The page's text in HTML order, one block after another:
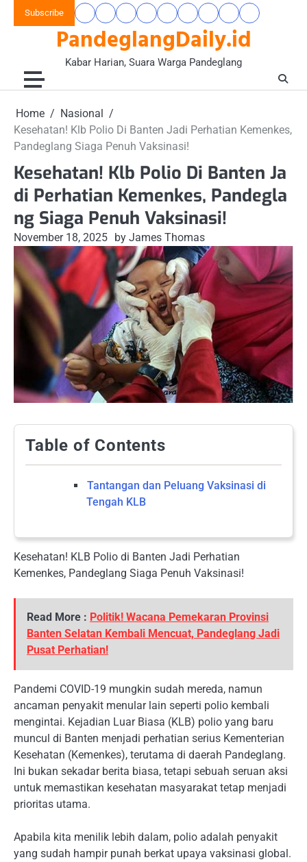
Subscribe
PandeglangDaily.id
Kabar Harian, Suara Warga Pandeglang
BerandaBanten
Raya
Gaya
Hidup
&
Komunitas
Hukum
Kriminal
Nasional
Opini
Wacana
Pandeglang
Today
Pendidikan
&
Kesehatan
Wisata
&
Home
Nasional
Kesehatan! Klb Polio Di Banten Jadi Perhatian Kemenkes,
Pandeglang Siaga Penuh Vaksinasi!
Kesehatan! Klb Polio Di Banten Ja
di Perhatian Kemenkes, Pandegla
ng Siaga Penuh Vaksinasi!
November 18, 2025 by James Thomas
Table of Contents
Tantangan dan Peluang Vaksinasi di
Tengah KLB
Kesehatan! KLB Polio di Banten Jadi Perhatian
Kemenkes, Pandeglang Siaga Penuh Vaksinasi!
Read More : Politik! Wacana Pemekaran Provinsi
Banten Selatan Kembali Mencuat, Pandeglang Jadi
Pusat Perhatian!
Pandemi COVID-19 mungkin sudah mereda, namun
ancaman penyakit menular lain seperti polio kembali
mengintai. Kejadian Luar Biasa (KLB) polio yang baru
muncul di Banten menjadi perhatian serius Kementerian
Kesehatan (Kemenkes), terutama di daerah Pandeglang.
Ini bukan sekadar berita biasa, tetapi sebuah seruan aksi
untuk memastikan kesehatan masyarakat tetap menjadi
prioritas utama.
Apabila kita menilik lebih dalam, polio adalah penyakit
yang sudah hampir punah berkat upaya vaksinasi global.